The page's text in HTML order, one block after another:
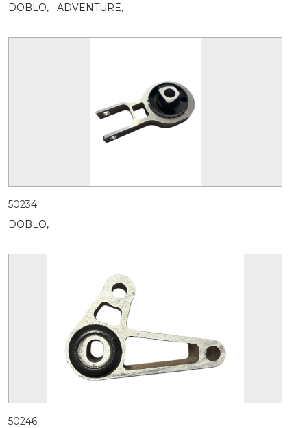
DOBLO,
ADVENTURE,
50234
DOBLO,
50246